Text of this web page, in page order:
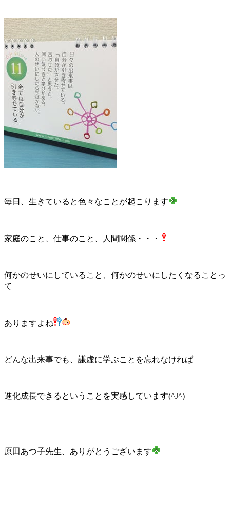
毎日、生きていると色々なことが起こります
家庭のこと、仕事のこと、人間関係・・・
何かのせいにしていること、何かのせいにしたくなることっ
て
ありますよね
どんな出来事でも、謙虚に学ぶことを忘れなければ
進化成長できるということを実感しています(^J^)
原田あつ子先生、ありがとうございます